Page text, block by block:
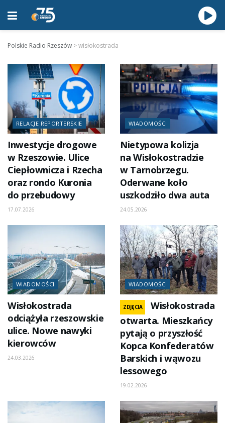
Polskie Radio Rzeszów >wisłokostrada
RELACJE REPORTERSKIE
Inwestycje drogowe
w Rzeszowie. Ulice
Ciepłownicza i Rzecha
oraz rondo Kuronia
do przebudowy
17.07.2026
WIADOMOŚCI
Nietypowa kolizja
na Wisłokostradzie
w Tarnobrzegu.
Oderwane koło
uszkodziło dwa auta
24.05.2026
WIADOMOŚCI
Wisłokostrada
odciążyła rzeszowskie
ulice. Nowe nawyki
kierowców
24.03.2026
WIADOMOŚCI
ZDJĘCIA
Wisłokostrada
otwarta. Mieszkańcy
pytają o przyszłość
Kopca Konfederatów
Barskich i wąwozu
lessowego
19.02.2026